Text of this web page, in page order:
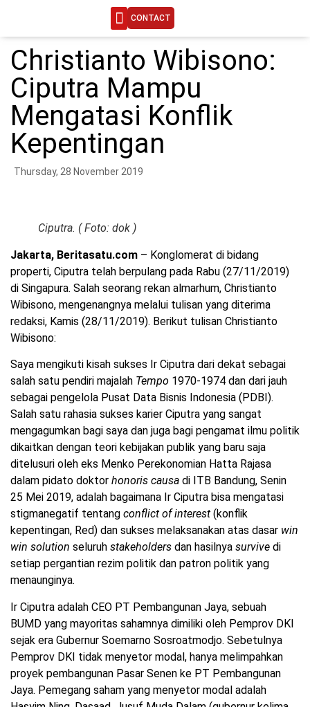
CONTACT
Christianto Wibisono:
Ciputra Mampu
Mengatasi Konflik
Kepentingan
Thursday, 28 November 2019
Ciputra. ( Foto: dok )
Jakarta, Beritasatu.com – Konglomerat di bidang
properti, Ciputra telah berpulang pada Rabu (27/11/2019)
di Singapura. Salah seorang rekan almarhum, Christianto
Wibisono, mengenangnya melalui tulisan yang diterima
redaksi, Kamis (28/11/2019). Berikut tulisan Christianto
Wibisono:
Saya mengikuti kisah sukses Ir Ciputra dari dekat sebagai
salah satu pendiri majalah Tempo 1970-1974 dan dari jauh
sebagai pengelola Pusat Data Bisnis Indonesia (PDBI).
Salah satu rahasia sukses karier Ciputra yang sangat
mengagumkan bagi saya dan juga bagi pengamat ilmu politik
dikaitkan dengan teori kebijakan publik yang baru saja
ditelusuri oleh eks Menko Perekonomian Hatta Rajasa
dalam pidato doktor honoris causa di ITB Bandung, Senin
25 Mei 2019, adalah bagaimana Ir Ciputra bisa mengatasi
stigmanegatif tentang conflict of interest (konflik
kepentingan, Red) dan sukses melaksanakan atas dasar win
win solution seluruh stakeholders dan hasilnya survive di
setiap pergantian rezim politik dan patron politik yang
menaunginya.
Ir Ciputra adalah CEO PT Pembangunan Jaya, sebuah
BUMD yang mayoritas sahamnya dimiliki oleh Pemprov DKI
sejak era Gubernur Soemarno Sosroatmodjo. Sebetulnya
Pemprov DKI tidak menyetor modal, hanya melimpahkan
proyek pembangunan Pasar Senen ke PT Pembangunan
Jaya. Pemegang saham yang menyetor modal adalah